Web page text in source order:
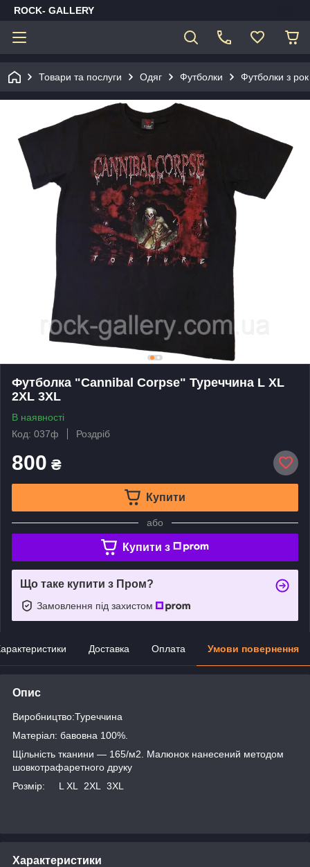
ROCK- GALLERY
Товари та послуги Одяг Футболки Футболки з
Футболка "Cannibal Corpse" Туреччина L XL
2XL 3XL
В наявності
Код: 037ф
Роздріб
800 ₴
Купити
або
Купити з
Що таке купити з Пром?
Замовлення під захистом
Доставка Оплата Умови повернення
Опис
Виробництво:Туреччина
Матеріал: бавовна 100%.
Щільність тканини — 165/м2. Малюнок нанесений методом
шовкотрафаретного друку
Розмір: L XL 2XL 3XL
Характеристики